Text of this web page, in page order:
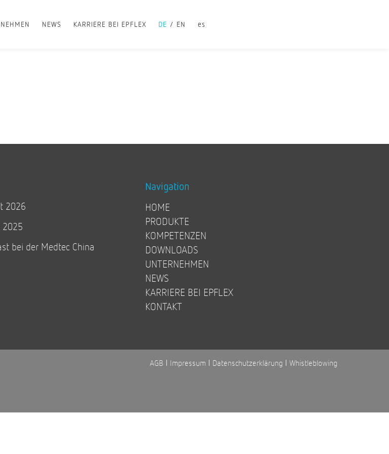
NEWS KARRIERE BEI EPFLEX DE EN es
2026
2025
bei der Medtec China
Navigation
HOME
PRODUKTE
KOMPETENZEN
DOWNLOADS
UNTERNEHMEN
NEWS
KARRIERE BEI EPFLEX
KONTAKT
AGB Impressum Datenschutzerklärung Whistleblowing